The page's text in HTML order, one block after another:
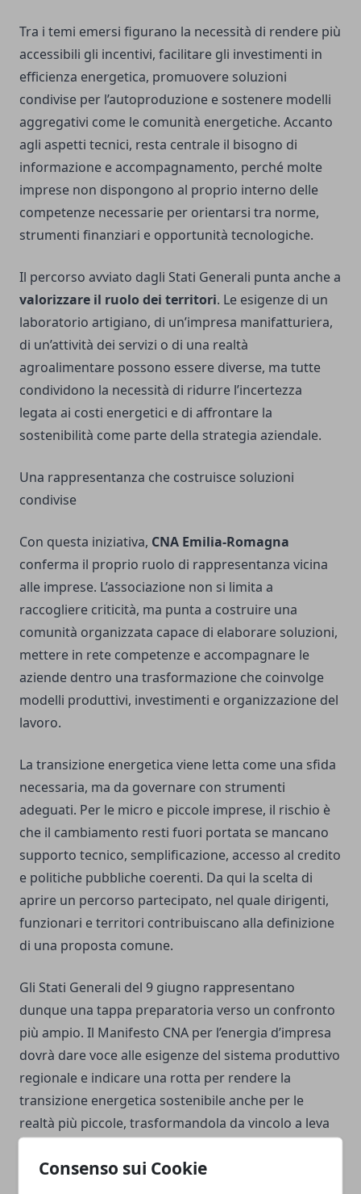
Consenso sui Cookie
Tra i temi emersi figurano la necessità di rendere più
accessibili gli incentivi, facilitare gli investimenti in
efficienza energetica, promuovere soluzioni
condivise per l’autoproduzione e sostenere modelli
aggregativi come le comunità energetiche. Accanto
agli aspetti tecnici, resta centrale il bisogno di
informazione e accompagnamento, perché molte
imprese non dispongono al proprio interno delle
competenze necessarie per orientarsi tra norme,
strumenti finanziari e opportunità tecnologiche.
Il percorso avviato dagli Stati Generali punta anche a
valorizzare il ruolo dei territori. Le esigenze di un
laboratorio artigiano, di un’impresa manifatturiera,
di un’attività dei servizi o di una realtà
agroalimentare possono essere diverse, ma tutte
condividono la necessità di ridurre l’incertezza
legata ai costi energetici e di affrontare la
sostenibilità come parte della strategia aziendale.
Una rappresentanza che costruisce soluzioni
condivise
Con questa iniziativa, CNA Emilia-Romagna
conferma il proprio ruolo di rappresentanza vicina
alle imprese. L’associazione non si limita a
raccogliere criticità, ma punta a costruire una
comunità organizzata capace di elaborare soluzioni,
mettere in rete competenze e accompagnare le
aziende dentro una trasformazione che coinvolge
modelli produttivi, investimenti e organizzazione del
lavoro.
La transizione energetica viene letta come una sfida
necessaria, ma da governare con strumenti
adeguati. Per le micro e piccole imprese, il rischio è
che il cambiamento resti fuori portata se mancano
supporto tecnico, semplificazione, accesso al credito
e politiche pubbliche coerenti. Da qui la scelta di
aprire un percorso partecipato, nel quale dirigenti,
funzionari e territori contribuiscano alla definizione
di una proposta comune.
Gli Stati Generali del 9 giugno rappresentano
dunque una tappa preparatoria verso un confronto
più ampio. Il Manifesto CNA per l’energia d’impresa
dovrà dare voce alle esigenze del sistema produttivo
regionale e indicare una rotta per rendere la
transizione energetica sostenibile anche per le
realtà più piccole, trasformandola da vincolo a leva